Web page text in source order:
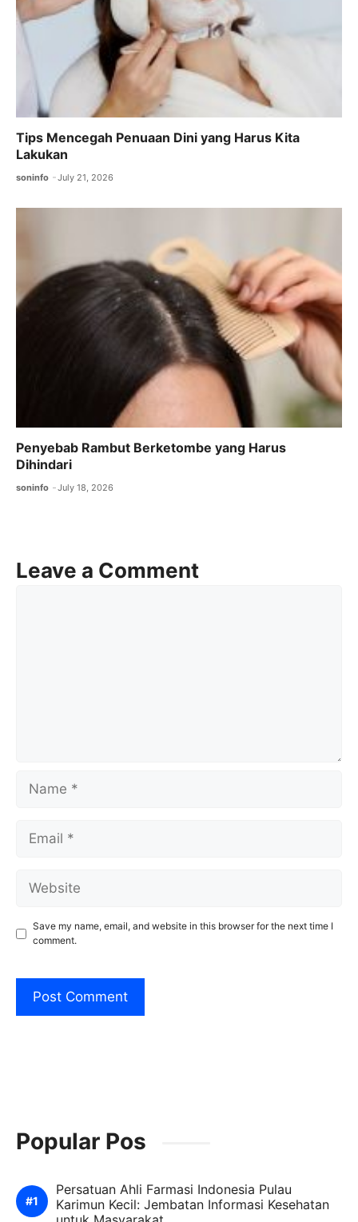
Tips Mencegah Penuaan Dini yang Harus Kita
Lakukan
soninfo July 21, 2026
Penyebab Rambut Berketombe yang Harus
Dihindari
soninfo July 18, 2026
Leave a Comment
Name
Email
Website
Save my name, email, and website in this browser for the next time I
comment.
Popular Pos
Persatuan Ahli Farmasi Indonesia Pulau
Karimun Kecil: Jembatan Informasi Kesehatan